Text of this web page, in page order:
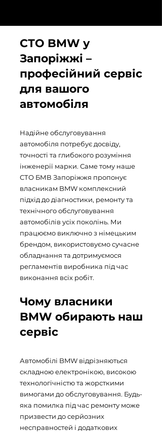
СТО BMW у
Запоріжжі –
професійний сервіс
для вашого
автомобіля
Надійне обслуговування
автомобіля потребує досвіду,
точності та глибокого розуміння
інженерії марки. Саме тому наше
СТО БМВ Запоріжжя пропонує
власникам BMW комплексний
підхід до діагностики, ремонту та
технічного обслуговування
автомобілів усіх поколінь. Ми
працюємо виключно з німецьким
брендом, використовуємо сучасне
обладнання та дотримуємося
регламентів виробника під час
виконання всіх робіт.
Чому власники
BMW обирають наш
сервіс
Автомобілі BMW відрізняються
складною електронікою, високою
технологічністю та жорсткими
вимогами до обслуговування. Будь-
яка помилка під час ремонту може
призвести до серйозних
несправностей і додаткових